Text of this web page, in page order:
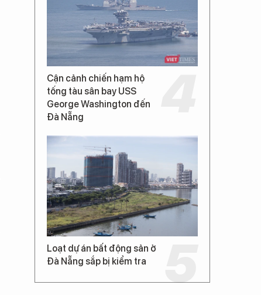
Cận cảnh chiến hạm hộ
tống tàu sân bay USS
George Washington đến
Đà Nẵng
Loạt dự án bất động sản ở
Đà Nẵng sắp bị kiểm tra